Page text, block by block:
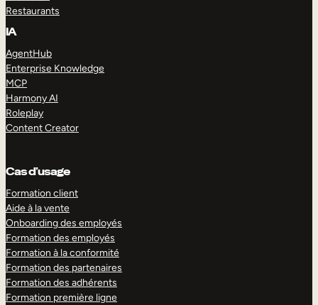
Restaurants
IA
AgentHub
Enterprise Knowledge
MCP
Harmony AI
Roleplay
Content Creator
Cas d’usage
Formation client
Aide à la vente
Onboarding des employés
Formation des employés
Formation à la conformité
Formation des partenaires
Formation des adhérents
Formation première ligne